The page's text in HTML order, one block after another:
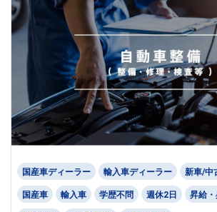
国産車ディーラー 輸入車ディーラー 新車/中
国産車 輸入車 学歴不問 週休2日 昇給・